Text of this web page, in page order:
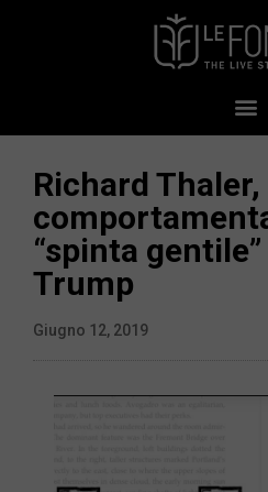
Richard
“spinta
Trump
Giugno 12, 2019